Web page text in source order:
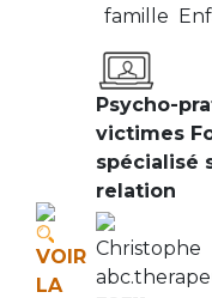
famille
VOIR
LA
Psycho-
victimes
spécialisé
relation
Christophe